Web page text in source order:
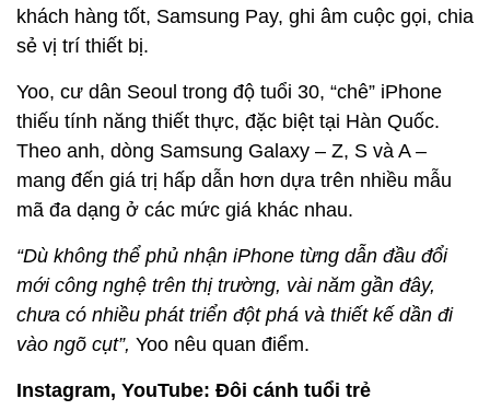
khách hàng tốt, Samsung Pay, ghi âm cuộc gọi, chia
sẻ vị trí thiết bị.
Yoo, cư dân Seoul trong độ tuổi 30, “chê” iPhone
thiếu tính năng thiết thực, đặc biệt tại Hàn Quốc.
Theo anh, dòng Samsung Galaxy – Z, S và A –
mang đến giá trị hấp dẫn hơn dựa trên nhiều mẫu
mã đa dạng ở các mức giá khác nhau.
“Dù không thể phủ nhận iPhone từng dẫn đầu đổi
mới công nghệ trên thị trường, vài năm gần đây,
chưa có nhiều phát triển đột phá và thiết kế dần đi
vào ngõ cụt”, Yoo nêu quan điểm.
Instagram, YouTube: Đôi cánh tuổi trẻ